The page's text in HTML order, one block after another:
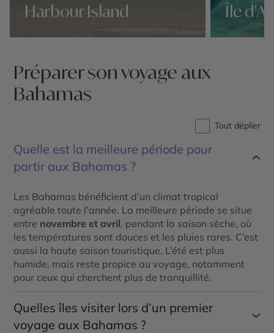
Harbour Island Île
Préparer son voyage aux
Bahamas
Tout déplier
Quelle est la meilleure période pour
partir aux Bahamas ?
Les Bahamas bénéficient d’un climat tropical
agréable toute l’année. La meilleure période se situe
entre novembre et avril, pendant la saison sèche, où
les températures sont douces et les pluies rares. C’est
aussi la haute saison touristique. L’été est plus
humide, mais reste propice au voyage, notamment
pour ceux qui cherchent plus de tranquillité.
Quelles îles visiter lors d’un premier
voyage aux Bahamas ?